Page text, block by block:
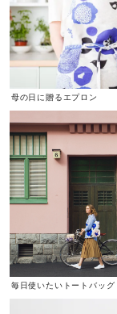
母の日に贈るエプロン
毎日使いたいトートバッグ